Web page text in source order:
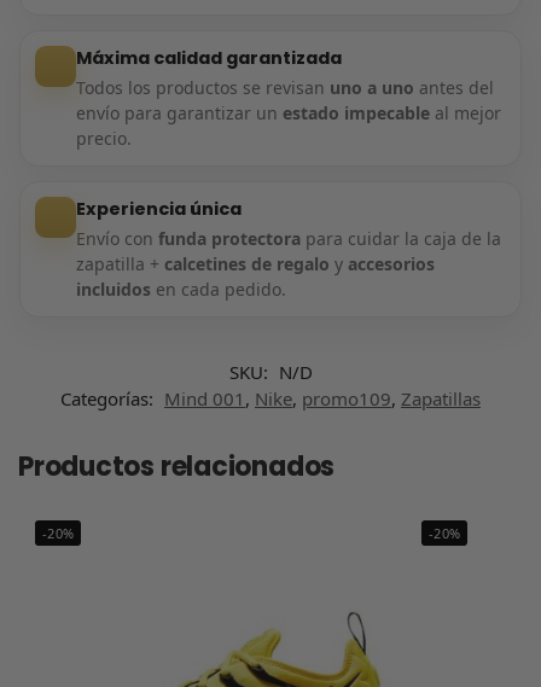
Máxima calidad garantizada
Todos los productos se revisan uno a uno antes del
envío para garantizar un estado impecableal mejor
precio.
Experiencia única
Envío con funda protectorapara cuidar la caja de la
zapatilla + calcetines de regalo y accesorios
incluidos en cada pedido.
SKU: N/D
Categorías: Mind 001 , Nike, promo109, Zapatillas
Productos relacionados
-20% -20%